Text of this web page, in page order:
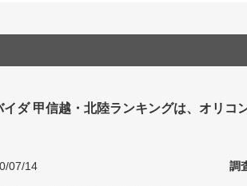
イダ 甲信越・北陸ランキングは、オリコ
07/14
調